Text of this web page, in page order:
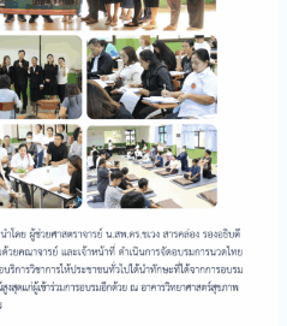
การศึกษา ระดับหลักสูตร ตาม
เกณฑ์ AUN-QA
คณะทรัพยากรธรรมชาติร่วม
อบรมเชิงปฏิบัติการ เรื่อง
“ระบบการจัดเก็บสารเคมีและ
การจัดเก็บของเสีย”
คณะทรัพยากรธรรมชาติจัด
กิจกรรมบริการวิชาการ
Bootcamp: MED-SCI-
AGRO-TECH- Camp I
คณะทรัพยากรธรรมชาติจัด
โครงการอบรมความรู้